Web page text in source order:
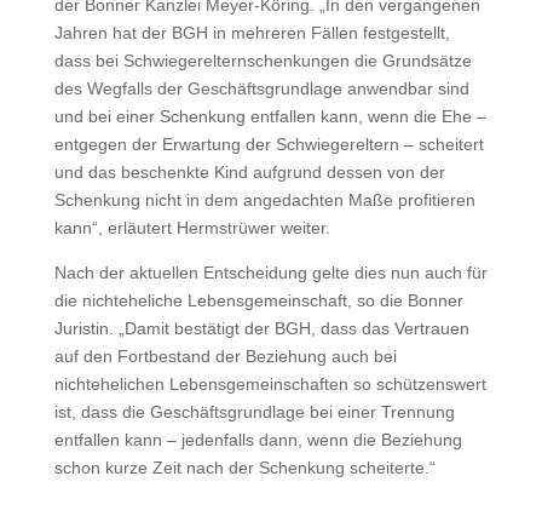
der Bonner Kanzlei Meyer-Köring. „In den vergangenen
Jahren hat der BGH in mehreren Fällen festgestellt,
dass bei Schwiegerelternschenkungen die Grundsätze
des Wegfalls der Geschäftsgrundlage anwendbar sind
und bei einer Schenkung entfallen kann, wenn die Ehe –
entgegen der Erwartung der Schwiegereltern – scheitert
und das beschenkte Kind aufgrund dessen von der
Schenkung nicht in dem angedachten Maße profitieren
kann“, erläutert Hermstrüwer weiter.
Nach der aktuellen Entscheidung gelte dies nun auch für
die nichteheliche Lebensgemeinschaft, so die Bonner
Juristin. „Damit bestätigt der BGH, dass das Vertrauen
auf den Fortbestand der Beziehung auch bei
nichtehelichen Lebensgemeinschaften so schützenswert
ist, dass die Geschäftsgrundlage bei einer Trennung
entfallen kann – jedenfalls dann, wenn die Beziehung
schon kurze Zeit nach der Schenkung scheiterte.“